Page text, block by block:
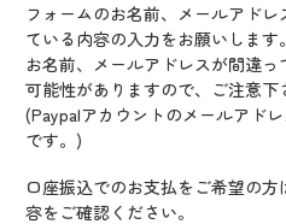
フォームのお名前、メールアド
ている内容の入力をお願いします。
お名前、メールアドレスが間違
可能性がありますので、ご注意下
(Paypalアカウントのメールアド
です。)
口座振込でのお支払をご希望の
容をご確認ください。